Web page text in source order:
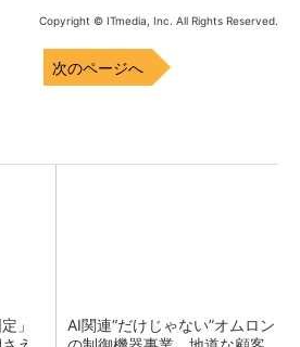
Copyright © ITmedia, Inc. All Rights Reserved.
次のページへ
」
AI関連“だけじゃない”オムロン